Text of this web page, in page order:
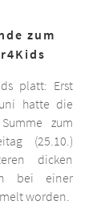
zum
platt: Erst
hatte die
zum
(25.10.)
dicken
bei einer
worden.